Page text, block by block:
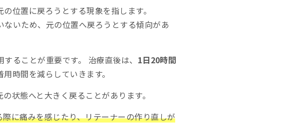
位置に戻ろうとする現象を指します。
いため、元の位置へ戻ろうとする傾向があ
ることが重要です。 治療直後は、 1日20時間
時間を減らしていきます。
状態へと大きく戻ることがあります。
に痛みを感じたり、リテーナーの作り直しが